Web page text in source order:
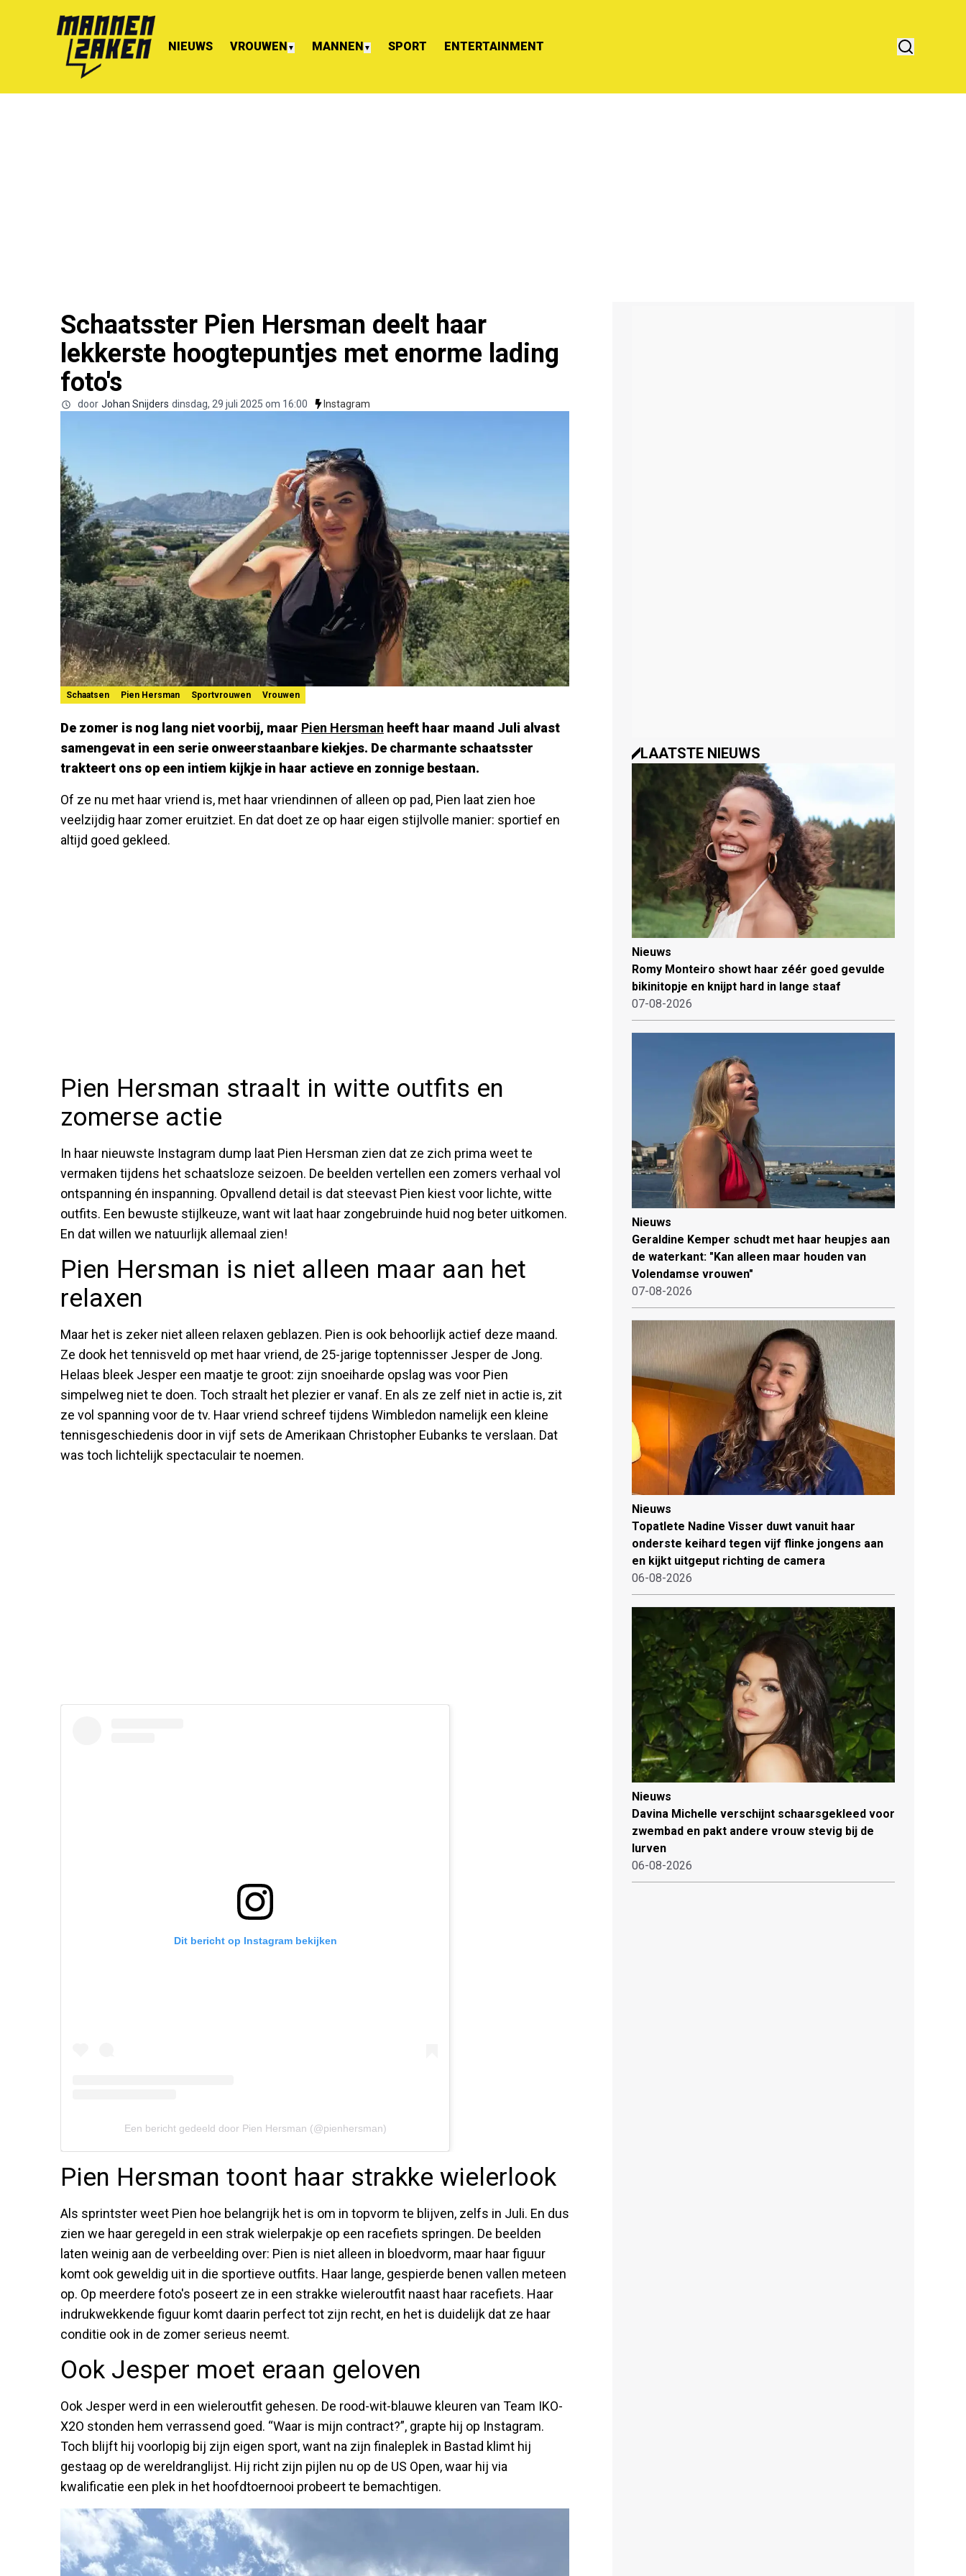
NIEUWS VROUWEN ▼ MANNEN ▼ SPORT ENTERTAINMENT
Schaatsster Pien Hersman deelt haar
lekkerste hoogtepuntjes met enorme lading
foto's
door Johan Snijders dinsdag, 29 juli 2025 om 16:00 Instagram
Schaatsen Pien Hersman Sportvrouwen Vrouwen
De zomer is nog lang niet voorbij, maar Pien Hersman heeft haar maand Juli alvast
samengevat in een serie onweerstaanbare kiekjes. De charmante schaatsster
trakteert ons op een intiem kijkje in haar actieve en zonnige bestaan.
Of ze nu met haar vriend is, met haar vriendinnen of alleen op pad, Pien laat zien hoe
veelzijdig haar zomer eruitziet. En dat doet ze op haar eigen stijlvolle manier: sportief en
altijd goed gekleed.
Pien Hersman straalt in witte outfits en
zomerse actie
In haar nieuwste Instagram dump laat Pien Hersman zien dat ze zich prima weet te
vermaken tijdens het schaatsloze seizoen. De beelden vertellen een zomers verhaal vol
ontspanning én inspanning. Opvallend detail is dat steevast Pien kiest voor lichte, witte
outfits. Een bewuste stijlkeuze, want wit laat haar zongebruinde huid nog beter uitkomen.
En dat willen we natuurlijk allemaal zien!
Pien Hersman is niet alleen maar aan het
relaxen
Maar het is zeker niet alleen relaxen geblazen. Pien is ook behoorlijk actief deze maand.
Ze dook het tennisveld op met haar vriend, de 25-jarige toptennisser Jesper de Jong.
Helaas bleek Jesper een maatje te groot: zijn snoeiharde opslag was voor Pien
simpelweg niet te doen. Toch straalt het plezier er vanaf. En als ze zelf niet in actie is, zit
ze vol spanning voor de tv. Haar vriend schreef tijdens Wimbledon namelijk een kleine
tennisgeschiedenis door in vijf sets de Amerikaan Christopher Eubanks te verslaan. Dat
was toch lichtelijk spectaculair te noemen.
Dit bericht op Instagram bekijken
Een bericht gedeeld door Pien Hersman (@pienhersman)
Pien Hersman toont haar strakke wielerlook
Als sprintster weet Pien hoe belangrijk het is om in topvorm te blijven, zelfs in Juli. En dus
zien we haar geregeld in een strak wielerpakje op een racefiets springen. De beelden
laten weinig aan de verbeelding over: Pien is niet alleen in bloedvorm, maar haar figuur
komt ook geweldig uit in die sportieve outfits. Haar lange, gespierde benen vallen meteen
op. Op meerdere foto's poseert ze in een strakke wieleroutfit naast haar racefiets. Haar
indrukwekkende figuur komt daarin perfect tot zijn recht, en het is duidelijk dat ze haar
conditie ook in de zomer serieus neemt.
Ook Jesper moet eraan geloven
Ook Jesper werd in een wieleroutfit gehesen. De rood-wit-blauwe kleuren van Team IKO-
X2O stonden hem verrassend goed. “Waar is mijn contract?”, grapte hij op Instagram.
Toch blijft hij voorlopig bij zijn eigen sport, want na zijn finaleplek in Bastad klimt hij
gestaag op de wereldranglijst. Hij richt zijn pijlen nu op de US Open, waar hij via
kwalificatie een plek in het hoofdtoernooi probeert te bemachtigen.
LAATSTE NIEUWS
Nieuws
Romy Monteiro showt haar zéér goed gevulde
bikinitopje en knijpt hard in lange staaf
07-08-2026
Nieuws
Geraldine Kemper schudt met haar heupjes aan
de waterkant: "Kan alleen maar houden van
Volendamse vrouwen"
07-08-2026
Nieuws
Topatlete Nadine Visser duwt vanuit haar
onderste keihard tegen vijf flinke jongens aan
en kijkt uitgeput richting de camera
06-08-2026
Nieuws
Davina Michelle verschijnt schaarsgekleed voor
zwembad en pakt andere vrouw stevig bij de
lurven
06-08-2026